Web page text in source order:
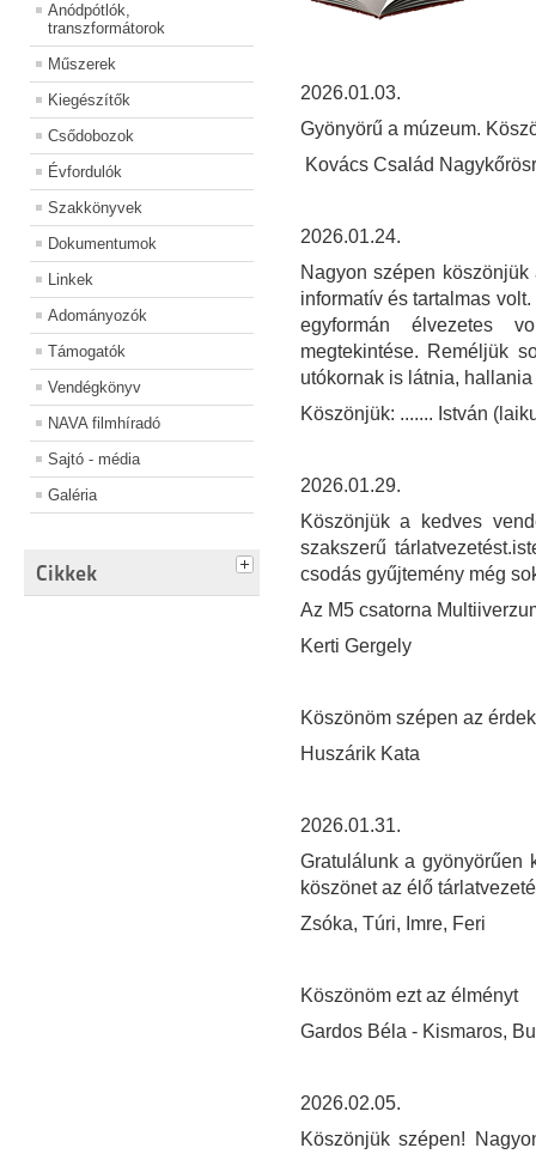
Anódpótlók,
transzformátorok
Műszerek
Kiegészítők
Csődobozok
Évfordulók
Szakkönyvek
Dokumentumok
Linkek
Adományozók
Támogatók
Vendégkönyv
NAVA filmhíradó
Sajtó - média
Galéria
Cikkek
2026.01.03.
Gyönyörű a múzeum.
Kovács Család
2026.01.24.
Nagyon szépen
informatív és tartalmas
egyformán élvezetes
megtekintése. Reméljük
utókornak is látnia, hallania
Köszönjük: ....... István
2026.01.29.
Köszönjük a kedves
szakszerű
csodás gyűjtemény még
Az M5 csatorna
Kerti Gergely
Köszönöm szépen az
Huszárik Kata
2026.01.31.
Gratulálunk a gyönyörűen
köszönet az élő
Zsóka, Túri, Imre, Feri
Köszönöm ezt az élményt
Gardos Béla - Kismaros,
2026.02.05.
Köszönjük szépen!